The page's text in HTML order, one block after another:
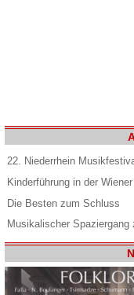
22. Niederrhein
Kinderführung in der
Die Besten zum Schluss
Musikalischer